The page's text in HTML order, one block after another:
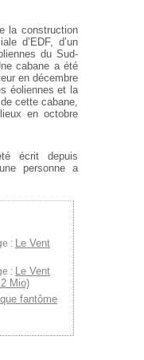
la construction
d’EDF, d’un
du Sud-
cabane a été
en décembre
éoliennes et la
cette cabane,
en octobre
écrit depuis
personne a
: Le Vent
: Le Vent
Mio)
fantôme